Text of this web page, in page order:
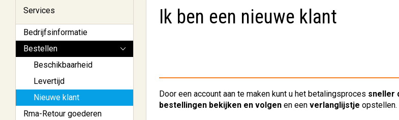
Services
Bedrijfsinformatie
Bestellen
Beschikbaarheid
Levertijd
Nieuwe klant
Rma-Retour goederen
Ik ben een nieuwe klant
Door een account aan te maken kunt u het betalingsproces sneller
bestellingen bekijken en volgenen een verlanglijstje opstellen.